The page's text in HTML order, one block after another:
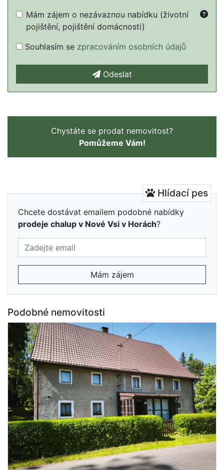
Mám zájem o nezávaznou nabídku (životní
pojištění, pojištění domácnosti)
Souhlasím se zpracováním osobních údajů
Odeslat
Chystáte se prodat nemovitost?
Pomůžeme Vám!
Hlídací pes
Chcete dostávat emailem podobné nabídky
prodeje chalup v Nové Vsi v Horách?
Mám zájem
Podobné nemovitosti